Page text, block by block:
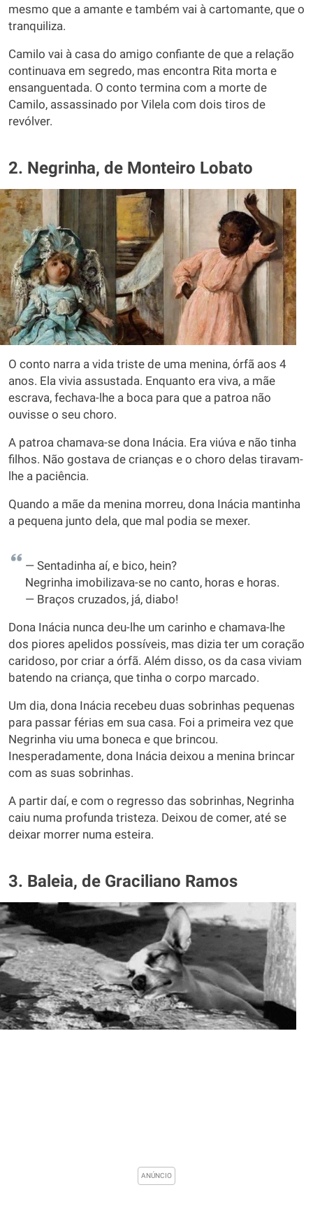
mesmo que a amante e também vai à cartomante, que o
tranquiliza.
Camilo vai à casa do amigo confiante de que a relação
continuava em segredo, mas encontra Rita morta e
ensanguentada. O conto termina com a morte de
Camilo, assassinado por Vilela com dois tiros de
revólver.
2. Negrinha, de Monteiro Lobato
O conto narra a vida triste de uma menina, órfã aos 4
anos. Ela vivia assustada. Enquanto era viva, a mãe
escrava, fechava-lhe a boca para que a patroa não
ouvisse o seu choro.
A patroa chamava-se dona Inácia. Era viúva e não tinha
filhos. Não gostava de crianças e o choro delas tiravam-
lhe a paciência.
Quando a mãe da menina morreu, dona Inácia mantinha
a pequena junto dela, que mal podia se mexer.
— Sentadinha aí, e bico, hein?
Negrinha imobilizava-se no canto, horas e horas.
— Braços cruzados, já, diabo!
Dona Inácia nunca deu-lhe um carinho e chamava-lhe
dos piores apelidos possíveis, mas dizia ter um coração
caridoso, por criar a órfã. Além disso, os da casa viviam
batendo na criança, que tinha o corpo marcado.
Um dia, dona Inácia recebeu duas sobrinhas pequenas
para passar férias em sua casa. Foi a primeira vez que
Negrinha viu uma boneca e que brincou.
Inesperadamente, dona Inácia deixou a menina brincar
com as suas sobrinhas.
A partir daí, e com o regresso das sobrinhas, Negrinha
caiu numa profunda tristeza. Deixou de comer, até se
deixar morrer numa esteira.
3. Baleia, de Graciliano Ramos